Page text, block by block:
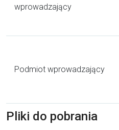
wprowadzający
Podmiot wprowadzający
Pliki do pobrania